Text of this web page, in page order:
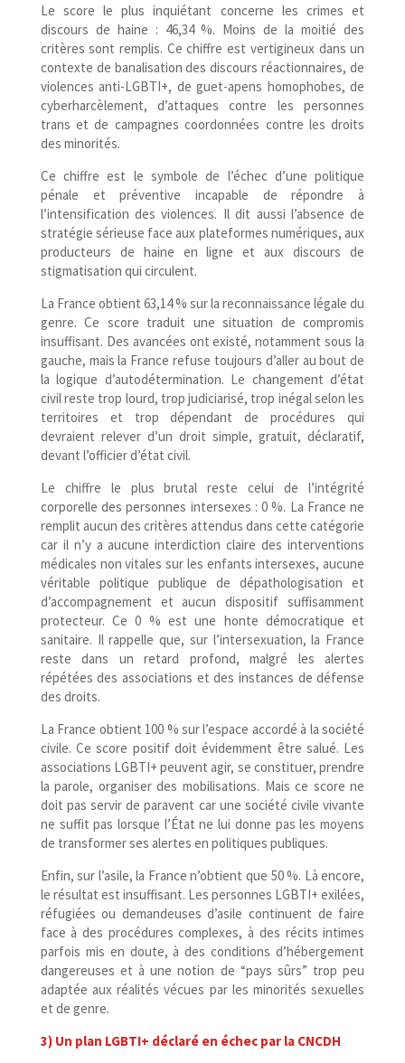
Le score le plus inquiétant concerne les crimes et
discours de haine : 46,34 %. Moins de la moitié des
critères sont remplis. Ce chiffre est vertigineux dans un
contexte de banalisation des discours réactionnaires, de
violences anti-​LGBTI+, de guet-​apens homophobes, de
cyberharcèlement, d’attaques contre les personnes
trans et de campagnes coordonnées contre les droits
des minorités.
Ce chiffre est le symbole de l’échec d’une politique
pénale et préventive incapable de répondre à
l’intensification des violences. Il dit aussi l’absence de
stratégie sérieuse face aux plateformes numériques, aux
producteurs de haine en ligne et aux discours de
stigmatisation qui circulent.
La France obtient 63,14 % sur la reconnaissance légale du
genre. Ce score traduit une situation de compromis
insuffisant. Des avancées ont existé, notamment sous la
gauche, mais la France refuse toujours d’aller au bout de
la logique d’autodétermination. Le changement d’état
civil reste trop lourd, trop judiciarisé, trop inégal selon les
territoires et trop dépendant de procédures qui
devraient relever d’un droit simple, gratuit, déclaratif,
devant l’officier d’état civil.
Le chiffre le plus brutal reste celui de l’intégrité
corporelle des personnes intersexes : 0 %. La France ne
remplit aucun des critères attendus dans cette catégorie
car il n’y a aucune interdiction claire des interventions
médicales non vitales sur les enfants intersexes, aucune
véritable politique publique de dépathologisation et
d’accompagnement et aucun dispositif suffisamment
protecteur. Ce 0 % est une honte démocratique et
sanitaire. Il rappelle que, sur l’intersexuation, la France
reste dans un retard profond, malgré les alertes
répétées des associations et des instances de défense
des droits.
La France obtient 100 % sur l’espace accordé à la société
civile. Ce score positif doit évidemment être salué. Les
associations LGBTI+ peuvent agir, se constituer, prendre
la parole, organiser des mobilisations. Mais ce score ne
doit pas servir de paravent car une société civile vivante
ne suffit pas lorsque l’État ne lui donne pas les moyens
de transformer ses alertes en politiques publiques.
Enfin, sur l’asile, la France n’obtient que 50 %. Là encore,
le résultat est insuffisant. Les personnes LGBTI+ exilées,
réfugiées ou demandeuses d’asile continuent de faire
face à des procédures complexes, à des récits intimes
parfois mis en doute, à des conditions d’hébergement
dangereuses et à une notion de “pays sûrs” trop peu
adaptée aux réalités vécues par les minorités sexuelles
et de genre.
3) Un plan LGBTI+ déclaré en échec par la CNCDH